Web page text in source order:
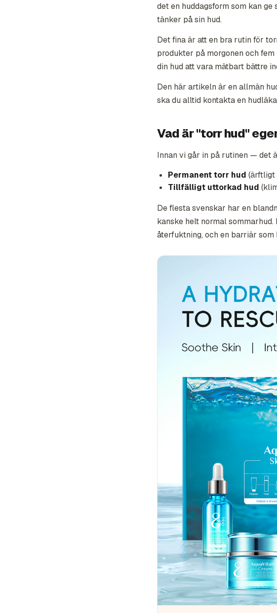
det en huddagsform som kan
tänker på sin hud.
Det fina är att en bra rutin för
produkter på morgonen och
din hud att vara mätbart bättre
Den här artikeln är en allmän
ska du alltid kontakta en
Vad är "torr hud"
Innan vi går in på rutinen — det
Permanent torr hud (ärftligt
Tillfälligt uttorkad hud
De flesta svenskar har en
kanske helt normal
återfuktning, och en barriär